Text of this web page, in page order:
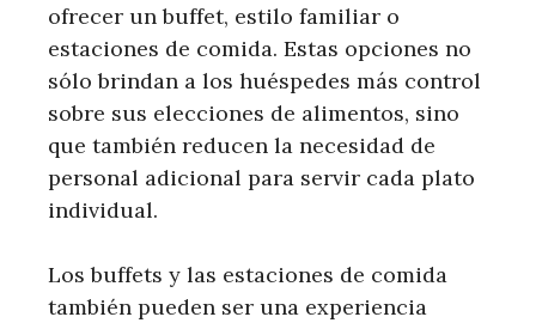
ofrecer un buffet, estilo familiar o
estaciones de comida. Estas opciones no
sólo brindan a los huéspedes más control
sobre sus elecciones de alimentos, sino
que también reducen la necesidad de
personal adicional para servir cada plato
individual.
Los buffets y las estaciones de comida
también pueden ser una experiencia